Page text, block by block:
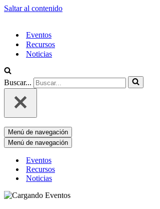
Saltar al contenido
Eventos
Recursos
Noticias
Buscar...
Menú de navegación
Menú de navegación
Eventos
Recursos
Noticias